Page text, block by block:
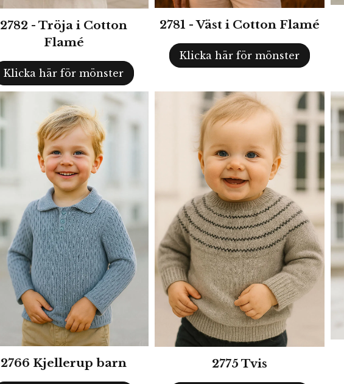
2782 - Tröja i Cotton
Flamé
Klicka här för mönster
2781 - Väst i Cotton Flamé
Klicka här för mönster
2766 Kjellerup barn 2775 Tvis